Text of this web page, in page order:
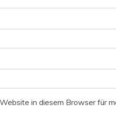
in diesem Browser für